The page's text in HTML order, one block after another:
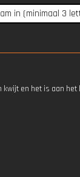
kwijt en het is aan